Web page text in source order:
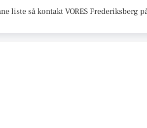
liste så kontakt VORES Frederiksberg